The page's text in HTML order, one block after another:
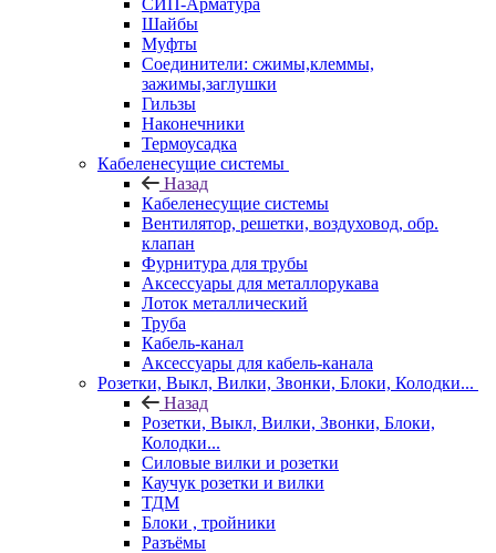
СИП-Арматура
Шайбы
Муфты
Соединители: сжимы,клеммы,
зажимы,заглушки
Гильзы
Наконечники
Термоусадка
Кабеленесущие системы
Назад
Кабеленесущие системы
Вентилятор, решетки, воздуховод, обр.
клапан
Фурнитура для трубы
Аксессуары для металлорукава
Лоток металлический
Труба
Кабель-канал
Аксессуары для кабель-канала
Розетки, Выкл, Вилки, Звонки, Блоки, Колодки...
Назад
Розетки, Выкл, Вилки, Звонки, Блоки,
Колодки...
Силовые вилки и розетки
Каучук розетки и вилки
ТДМ
Блоки , тройники
Разъёмы